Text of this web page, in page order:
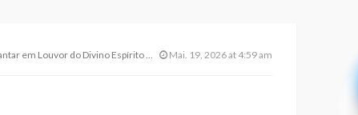
do Divino Espírito Santo 2026 (c/ vídeo) Mai. 19, 2026 at 4:59 am